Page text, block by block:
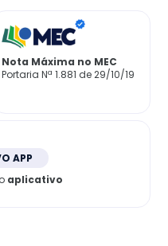
Nota Máxima no MEC
Portaria Nª 1.881 de 29/10/19
APP
aplicativo